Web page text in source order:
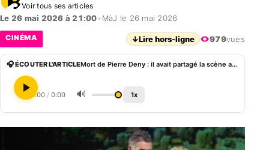
Voir tous ses articles
Le 26 mai 2026 à 21:00• MàJ le 26 mai 2026
CINÉMA ↓Lire hors-ligne 979vues
🎧 ÉCOUTER L'ARTICLE Mort de Pierre Deny : il avait partagé la scène avec Isabelle Mergault
0:00 / 0:00 🔊 1x